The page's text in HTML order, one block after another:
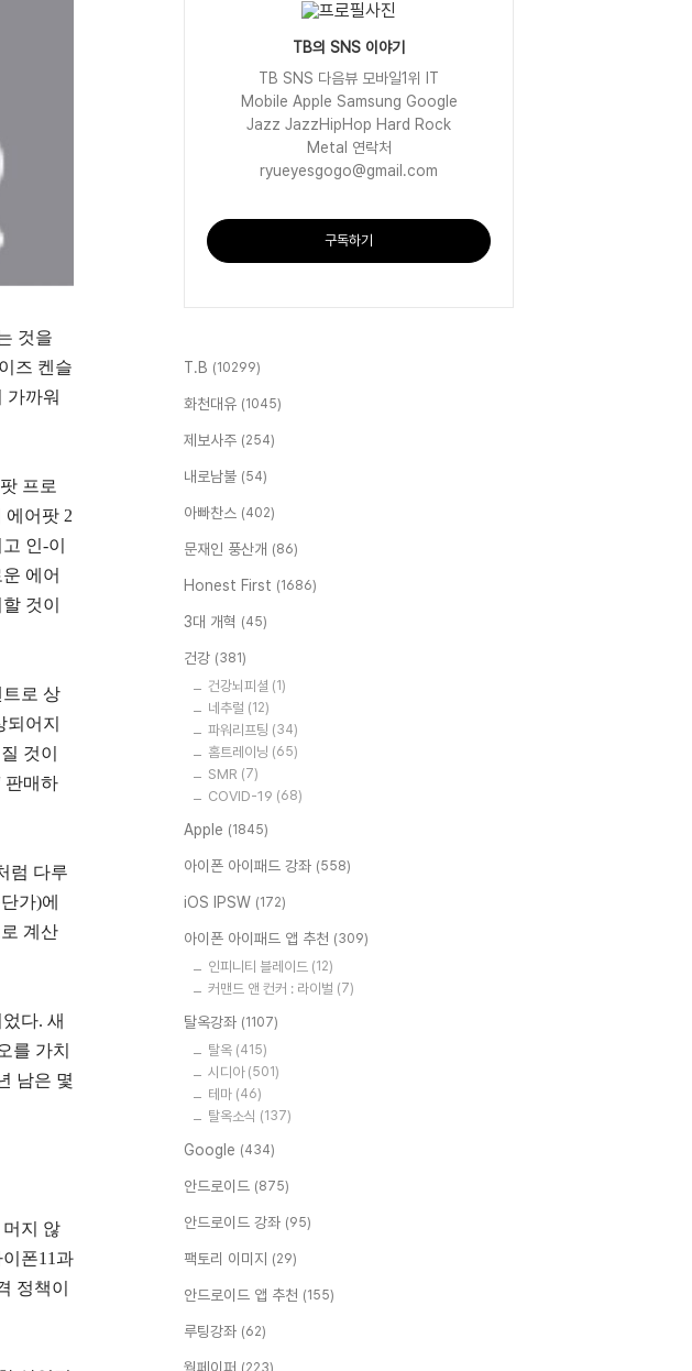
것을
즈 켄슬
가까워
프로
에어팟 2
인-이
에어
것이
로 상
어지
것이
판매하
럼 다루
가)에
계산
다. 새
를 가치
남은 몇
지 않
폰11과
정책이
TB의 SNS 이야기
TB SNS 다음뷰 모바일1위 IT
Mobile Apple Samsung Google
Jazz JazzHipHop Hard Rock
Metal 연락처
ryueyesgogo@gmail.com
구독하기
T.B (10299)
화천대유 (1045)
제보사주 (254)
내로남불 (54)
아빠찬스 (402)
문재인 풍산개 (86)
Honest First (1686)
3대 개혁 (45)
건강 (381)
건강뇌피셜 (1)
네추럴 (12)
파워리프팅 (34)
홈트레이닝 (65)
SMR (7)
COVID-19 (68)
Apple (1845)
아이폰 아이패드 강좌 (558)
iOS IPSW (172)
아이폰 아이패드 앱 추천 (309)
인피니티 블레이드 (12)
커맨드 앤 컨커 : 라이벌 (7)
탈옥강좌 (1107)
탈옥 (415)
시디아 (501)
테마 (46)
탈옥소식 (137)
Google (434)
안드로이드 (875)
안드로이드 강좌 (95)
팩토리 이미지 (29)
안드로이드 앱 추천 (155)
루팅강좌 (62)
(223)